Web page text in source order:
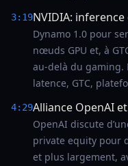
3:19NVIDIA:
Dynamo 1.0 pour
nœuds GPU et, à
au-delà du gaming.
latence, GTC,
4:29Alliance OpenAI
OpenAI discute
private equity pour
et plus largement,